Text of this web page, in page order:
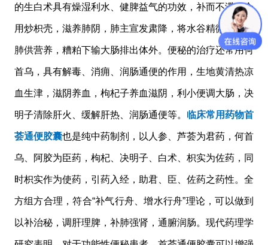
的生白术具有燥湿利水、健脾益气的功效，补而不滞；合
用炒枳壳，滋养肺阴，肺主宣发肃降，将水谷精微上输心
肺供营养，糟粕下输大肠排出体外。便秘的治疗还常用何
首乌，具有解毒、消痈、润肠通便的作用，生地黄清热凉
血生津，滋阴养血，枸杞子养血滋阴，利小便调大肠，决
明子清除肝火、缓解肝热、润肠通便等。 临床常用药物首
荟通便胶囊也是纯中药制剂，以人参、芦荟为君药，何首
乌、阿胶为臣药，枸杞、决明子、白术、枳实为佐药，同
时枳实作为使药，引药入经，助君、臣、佐药之药性。全
方组方合理，符合“补气行舟、增水行舟”理论，可以做到
以补治秘，调肝理脾，补肺强肾，通腑润肠。现代药理学